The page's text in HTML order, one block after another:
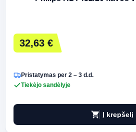
32,63 €
Pristatymas per 2 – 3 d.d.
Tiekėjo sandėlyje
shopping_cart Į krepšelį